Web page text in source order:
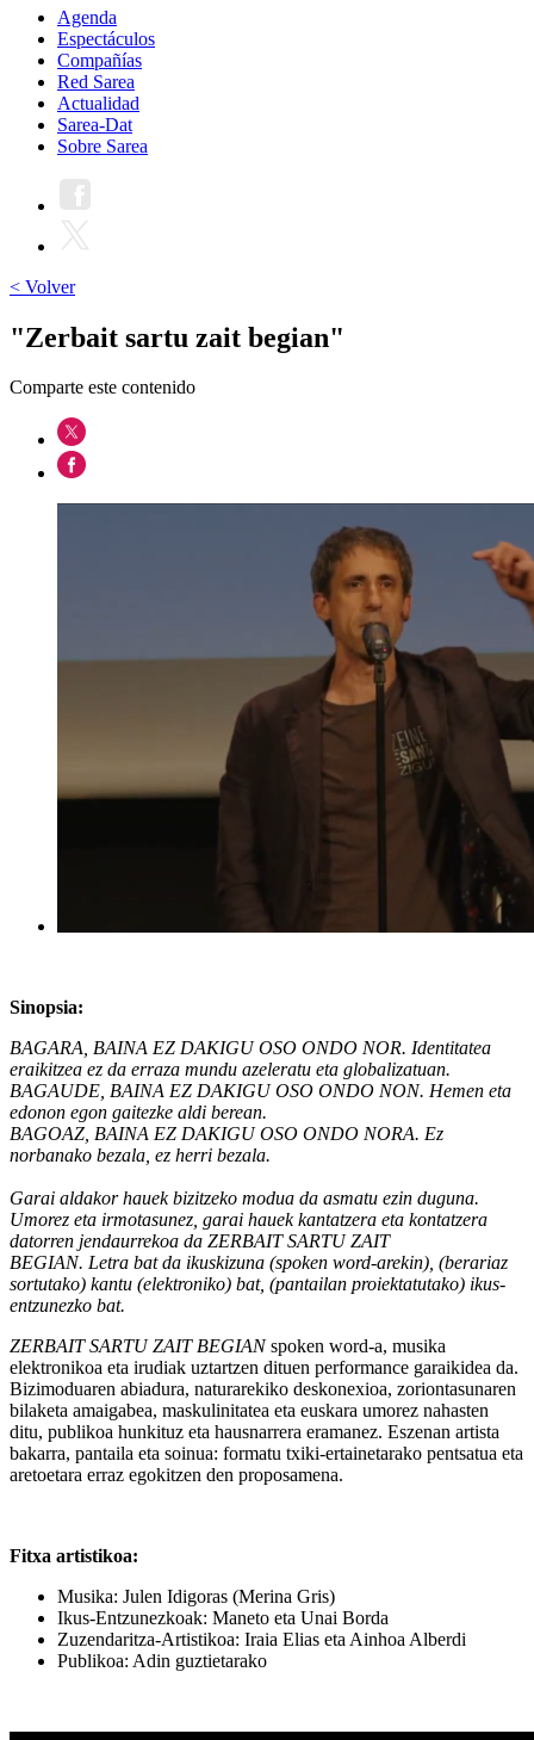
Agenda
Espectáculos
Compañías
Red Sarea
Actualidad
Sarea-Dat
Sobre Sarea
< Volver
"Zerbait sartu zait begian"
Comparte este contenido
Sinopsia:
BAGARA, BAINA EZ DAKIGU OSO ONDO NOR. Identitatea
eraikitzea ez da erraza mundu azeleratu eta globalizatuan.
BAGAUDE, BAINA EZ DAKIGU OSO ONDO NON. Hemen eta
edonon egon gaitezke aldi berean.
BAGOAZ, BAINA EZ DAKIGU OSO ONDO NORA. Ez
norbanako bezala, ez herri bezala.
Garai aldakor hauek bizitzeko modua da asmatu ezin duguna.
Umorez eta irmotasunez, garai hauek kantatzera eta kontatzera
datorren jendaurrekoa da ZERBAIT SARTU ZAIT
BEGIAN. Letra bat da ikuskizuna (spoken word-arekin), (berariaz
sortutako) kantu (elektroniko) bat, (pantailan proiektatutako) ikus-
entzunezko bat.
ZERBAIT SARTU ZAIT BEGIANspoken word-a, musika
elektronikoa eta irudiak uztartzen dituen performance garaikidea da.
Bizimoduaren abiadura, naturarekiko deskonexioa, zoriontasunaren
bilaketa amaigabea, maskulinitatea eta euskara umorez nahasten
ditu, publikoa hunkituz eta hausnarrera eramanez. Eszenan artista
bakarra, pantaila eta soinua: formatu txiki-ertainetarako pentsatua eta
aretoetara erraz egokitzen den proposamena.
Fitxa artistikoa:
Musika: Julen Idigoras (Merina Gris)
Ikus-Entzunezkoak: Maneto eta Unai Borda
Zuzendaritza-Artistikoa: Iraia Elias eta Ainhoa Alberdi
Publikoa: Adin guztietarako